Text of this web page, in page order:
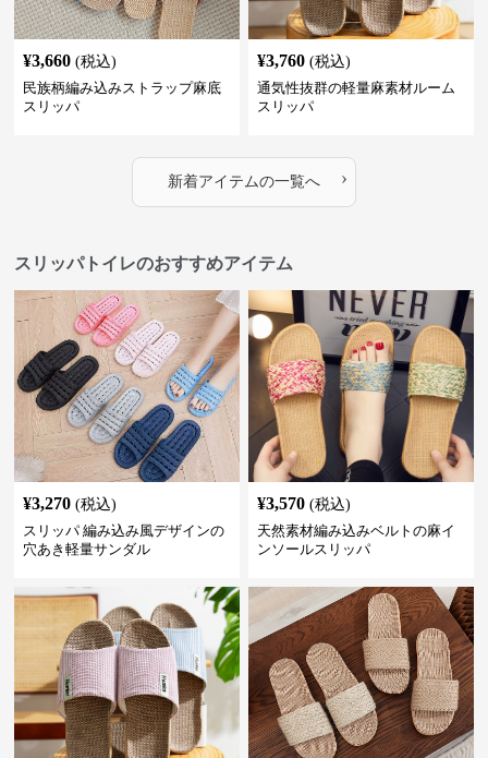
¥3,660 (税込)
民族柄編み込みストラップ麻底
スリッパ
¥3,760 (税込)
通気性抜群の軽量麻素材ルーム
スリッパ
新着アイテムの一覧へ ›
スリッパトイレのおすすめアイテム
¥3,270 (税込)
スリッパ 編み込み風デザインの
穴あき軽量サンダル
¥3,570 (税込)
天然素材編み込みベルトの麻イ
ンソールスリッパ